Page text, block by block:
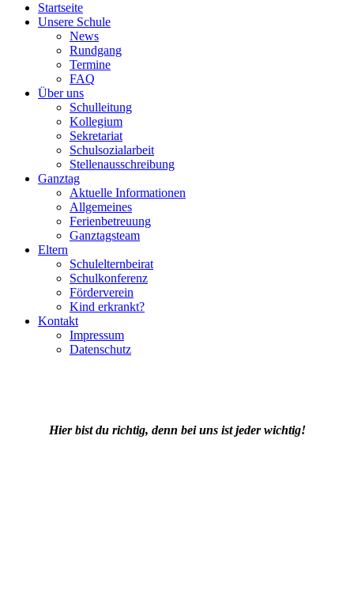
Startseite
Unsere Schule
News
Rundgang
Termine
FAQ
Über uns
Schulleitung
Kollegium
Sekretariat
Schulsozialarbeit
Stellenausschreibung
Ganztag
Aktuelle Informationen
Allgemeines
Ferienbetreuung
Ganztagsteam
Eltern
Schulelternbeirat
Schulkonferenz
Förderverein
Kind erkrankt?
Kontakt
Impressum
Datenschutz
Hier bist du richtig, denn bei uns ist jeder wichtig!